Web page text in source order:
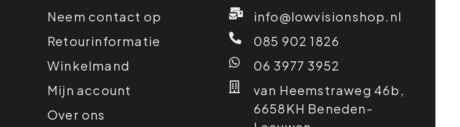
Neem contact op
Retourinformatie
Winkelmand
Mijn account
Over ons
info@lowvisionshop.nl
085 902 1826
06 3977 3952
van Heemstraweg 46b,
6658KH Beneden-